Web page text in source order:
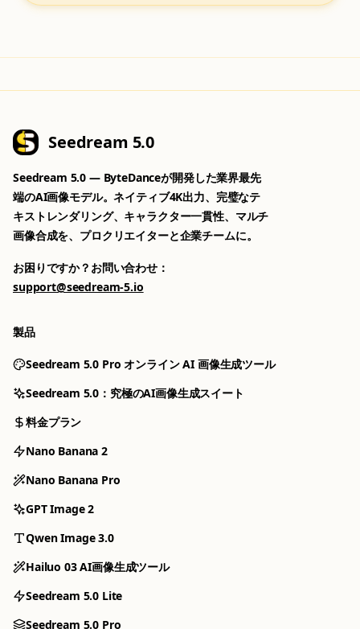
Seedream 5.0
Seedream 5.0 — ByteDanceが開発した業界最先
端のAI画像モデル。ネイティブ4K出力、完璧なテ
キストレンダリング、キャラクター一貫性、マルチ
画像合成を、プロクリエイターと企業チームに。
お困りですか？お問い合わせ：
support@seedream-5.io
製品
Seedream 5.0 Pro オンライン AI 画像生成ツール
Seedream 5.0：究極のAI画像生成スイート
料金プラン
Nano Banana 2
Nano Banana Pro
GPT Image 2
Qwen Image 3.0
Hailuo 03 AI画像生成ツール
Seedream 5.0 Lite
Seedream 5.0 Pro
ツールを選んで生成を開始
高速画像編集と参照ワークフロー